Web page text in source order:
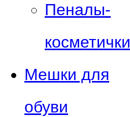
Пеналы-
косметички
Мешки для
обуви